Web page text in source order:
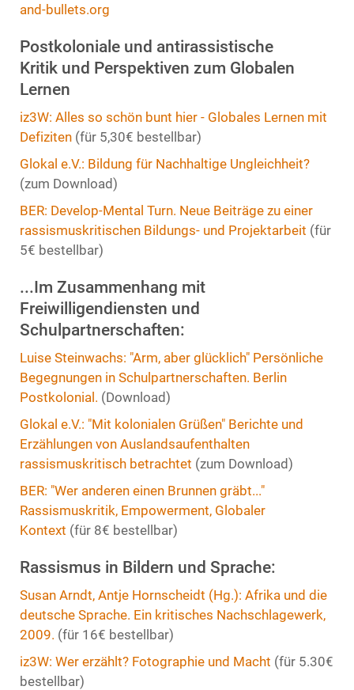
and-bullets.org
Postkoloniale und antirassistische
Kritik und Perspektiven zum Globalen
Lernen
iz3W: Alles so schön bunt hier - Globales Lernen mit
Defiziten (für 5,30€ bestellbar)
Glokal e.V.: Bildung für Nachhaltige Ungleichheit?
(zum Download)
BER: Develop-Mental Turn. Neue Beiträge zu einer
rassismuskritischen Bildungs- und Projektarbeit (für
5€ bestellbar)
...Im Zusammenhang mit
Freiwilligendiensten und
Schulpartnerschaften:
Luise Steinwachs: "Arm, aber glücklich" Persönliche
Begegnungen in Schulpartnerschaften. Berlin
Postkolonial. (Download)
Glokal e.V.: "Mit kolonialen Grüßen" Berichte und
Erzählungen von Auslandsaufenthalten
rassismuskritisch betrachtet (zum Download)
BER: "Wer anderen einen Brunnen gräbt..."
Rassismuskritik, Empowerment, Globaler
Kontext (für 8€ bestellbar)
Rassismus in Bildern und Sprache:
Susan Arndt, Antje Hornscheidt (Hg.): Afrika und die
deutsche Sprache. Ein kritisches Nachschlagewerk,
2009. (für 16€ bestellbar)
iz3W: Wer erzählt? Fotographie und Macht (für 5.30€
bestellbar)